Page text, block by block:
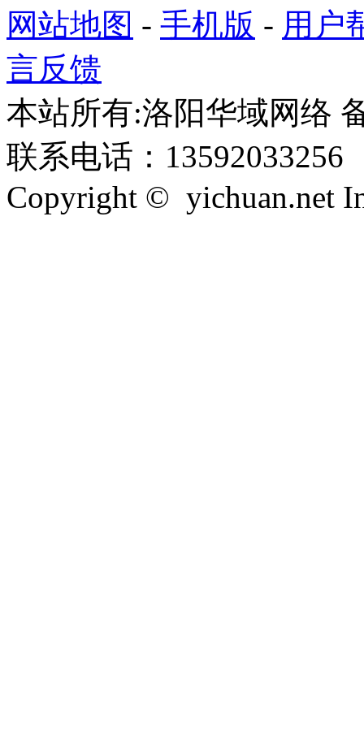
网站地图 - 手机版 - 用户
言反馈
本站所有:洛阳华域网络
联系电话：13592033256
Copyright © yichuan.net